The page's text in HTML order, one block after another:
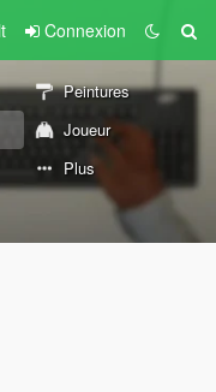
Connexion
Peintures
Joueur
Plus